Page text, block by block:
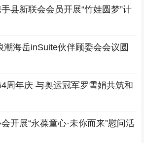
县新联会会员开展“竹娃圆梦”计
潮海岳inSuite伙伴顾委会会议圆
周年庆 与奥运冠军罗雪娟共筑和
开展“永葆童心·未你而来”慰问活